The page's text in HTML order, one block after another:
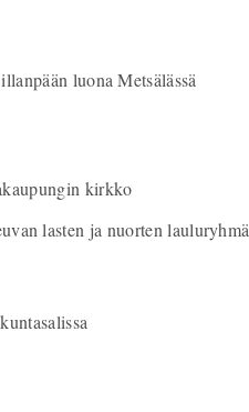
luona Metsälässä
kirkko
lasten ja nuorten lauluryhmä